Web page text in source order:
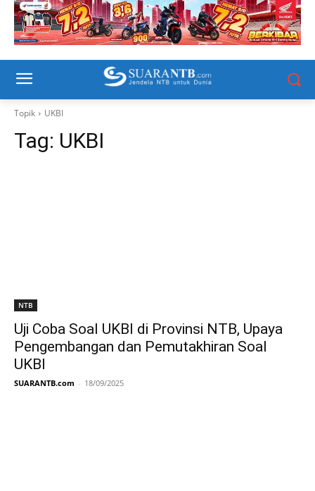
Topik UKBI
Tag: UKBI
NTB
Uji Coba Soal UKBI di Provinsi NTB, Upaya
Pengembangan dan Pemutakhiran Soal
UKBI
SUARANTB.com - 18/09/2025